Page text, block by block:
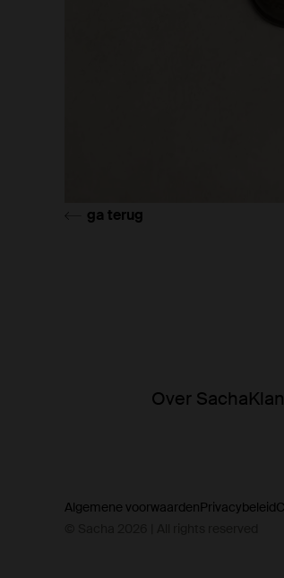
ga terug
Over Sacha
Algemene voorwaardenPrivacybeleid